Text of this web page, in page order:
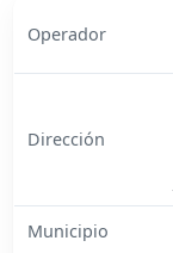
Operador
Dirección
Municipio